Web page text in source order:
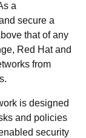
a
secure a
that of any
Red Hat and
from
is designed
and policies
security